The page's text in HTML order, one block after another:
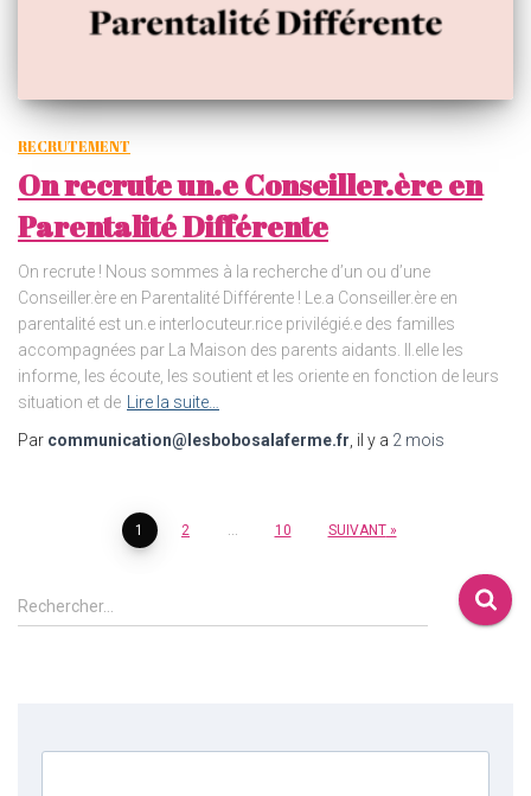
RECRUTEMENT
On recrute un.e Conseiller.ère en
Parentalité Différente
On recrute ! Nous sommes à la recherche d’un ou d’une
Conseiller.ère en Parentalité Différente ! Le.a Conseiller.ère en
parentalité est un.e interlocuteur.rice privilégié.e des familles
accompagnées par La Maison des parents aidants. Il.elle les
informe, les écoute, les soutient et les oriente en fonction de leurs
situation et de Lire la suite…
Par communication@lesbobosalaferme.fr , il y a 2 mois
1 2 10 SUIVANT
Rechercher…